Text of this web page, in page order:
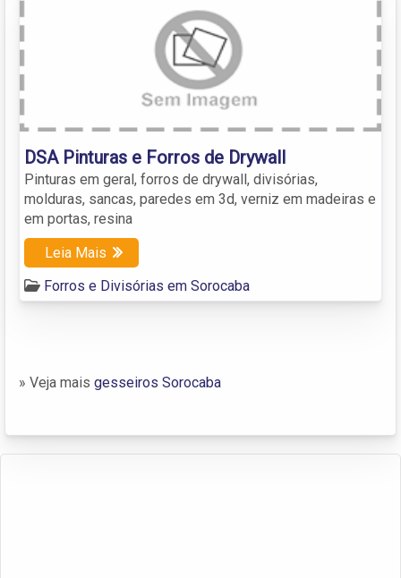
DSA Pinturas e Forros de Drywall
Pinturas em geral, forros de drywall, divisórias,
molduras, sancas, paredes em 3d, verniz em madeiras e
em portas, resina
Leia Mais
Forros e Divisórias em Sorocaba
» Veja mais gesseiros Sorocaba